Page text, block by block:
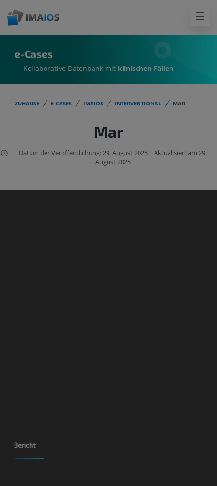
e-Cases
Kollaborative Datenbank mit klinischen Fällen
ZUHAUSE E-CASES IMAIOS INTERVENTIONAL MAR
Mar
Datum der Veröffentlichung: 29. August 2025 | Aktualisiert am 29.
August 2025
Bericht